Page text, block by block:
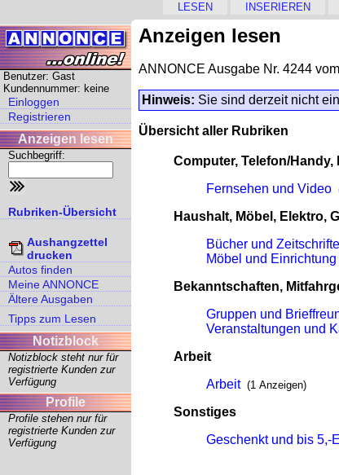
LESEN INSERIEREN
Benutzer: Gast
Kundennummer: keine
Einloggen
Registrieren
Anzeigen lesen
Suchbegriff:
Rubriken-Übersicht
Aushangzettel
drucken
Autos finden
Meine ANNONCE
Ältere Ausgaben
Tipps zum Lesen
Notizblock
Notizblock steht nur für
registrierte Kunden zur
Verfügung
Profile
Profile stehen nur für
registrierte Kunden zur
Verfügung
Anzeigen lesen
ANNONCE Ausgabe Nr. 4244
Hinweis: Sie sind derzeit nicht
Übersicht aller Rubriken
Computer, Telefon/Handy,
Fernsehen und Video
Haushalt, Möbel, Elektro,
Bücher und
Möbel und Einrichtung
Bekanntschaften,
Gruppen und
Veranstaltungen und
Arbeit
Arbeit (1 Anzeigen)
Sonstiges
Geschenkt und bis 5,-